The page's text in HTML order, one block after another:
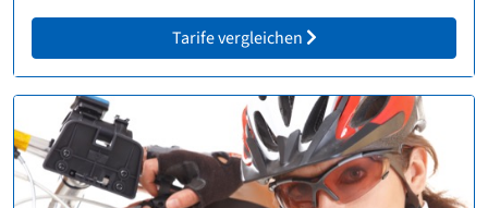
Tarife vergleichen